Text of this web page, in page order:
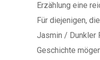
Erzählung eine
Für diejenigen,
Jasmin / Dunkler
Geschichte